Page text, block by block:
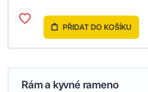
PŘIDAT DO KOŠÍKU
Rám a kyvné rameno